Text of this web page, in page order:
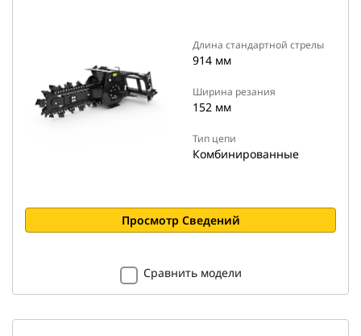
Длина стандартной стрелы
914 мм
Ширина резания
152 мм
Тип цепи
Комбинированные
Просмотр Сведений
Сравнить модели